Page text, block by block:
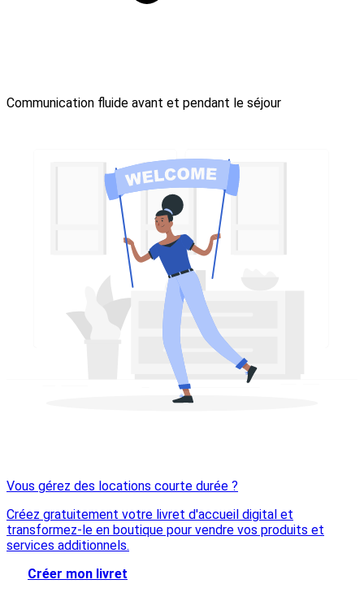
Communication fluide avant et pendant le séjour
Vous gérez des locations courte durée ?
Créez gratuitement votre livret d'accueil digital et
transformez-le en boutique pour vendre vos produits et
services additionnels.
Créer mon livret